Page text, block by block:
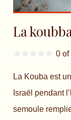
La
0 of
La Kouba est
Israël pendant
semoule